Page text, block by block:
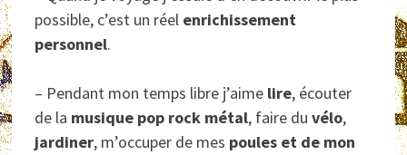
possible, c’est un réel enrichissement
personnel.
– Pendant mon temps libre j’aime lire, écouter
de la musique pop rock métal, faire duvélo,
jardiner, m’occuper de mes poules et de mon